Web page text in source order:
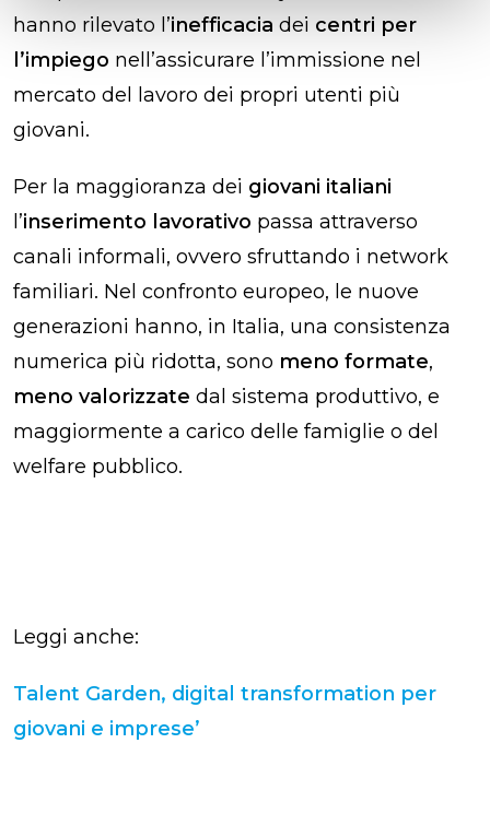
hanno rilevato l’inefficacia dei centri per
l’impiego nell’assicurare l’immissione nel
mercato del lavoro dei propri utenti più
giovani.
Per la maggioranza dei giovani italiani
l’inserimento lavorativo passa attraverso
canali informali, ovvero sfruttando i network
familiari. Nel confronto europeo, le nuove
generazioni hanno, in Italia, una consistenza
numerica più ridotta, sono meno formate,
meno valorizzate dal sistema produttivo, e
maggiormente a carico delle famiglie o del
welfare pubblico.
Leggi anche:
Talent Garden, digital transformation per
giovani e imprese’